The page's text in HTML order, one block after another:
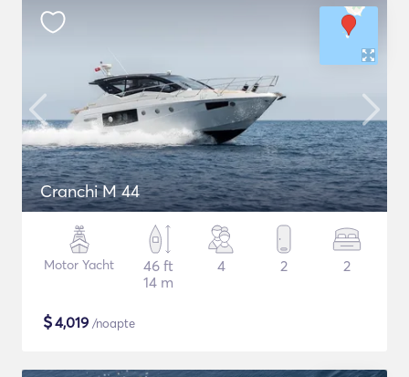
Cranchi M 44
Motor Yacht
46 ft
14 m
4 2 2
$4,019 /noapte